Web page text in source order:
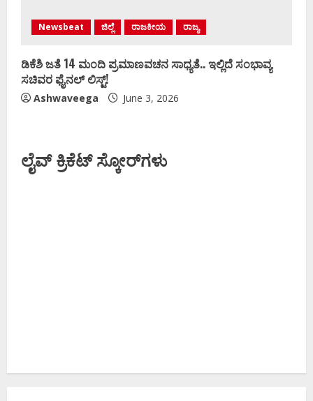
Newsbeat ಜಿಲ್ಲೆ ರಾಜಕೀಯ ರಾಜ್ಯ
ಡಿಕೆಶಿ ಜತೆ 14 ಮಂದಿ ಪ್ರಮಾಣವಚನ ಸಾಧ್ಯತೆ.. ಇಲ್ಲಿದೆ ಸಂಭಾವ್ಯ
ಸಚಿವರ ಫೈನಲ್ ಲಿಸ್ಟ್‌!
Ashwaveega June 3, 2026
ಲೈವ್ ಕ್ರಿಕೆಟ್ ಸ್ಕೋರ್‌ಗಳು